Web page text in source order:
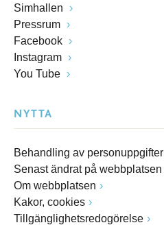
Simhallen
Pressrum
Facebook
Instagram
You Tube
NYTTA
Behandling av personuppgifter
Senast ändrat på webbplatsen
Om webbplatsen
Kakor, cookies
Tillgänglighetsredogörelse